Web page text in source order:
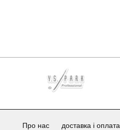
Про нас доставка і оплата